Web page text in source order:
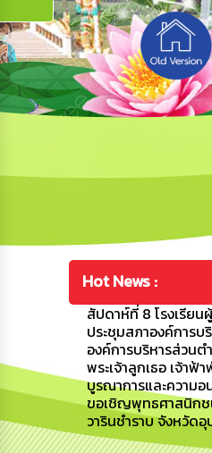
Hot News :
สัปดาห์ที่ 8 โรงเรียน
ประชุมสภาองค์การ
องค์การบริหารส่วน
พระเจ้าลูกเธอ เจ้า
บูรณาการและความอ
ขอเชิญพุทธศาสนิกช
วารินชำราบ จังหวัด